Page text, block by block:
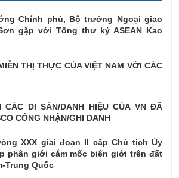
Chính phủ, Bộ trưởng Ngoại giao
gặp với Tổng thư ký ASEAN Kao
THỊ THỰC CỦA VIỆT NAM VỚI CÁC
CÁC DI SẢN/DANH HIỆU CỦA VN ĐÃ
CÔNG NHẬN/GHI DANH
XXX giai đoạn II cấp Chủ tịch Ủy
phân giới cắm mốc biên giới trên đất
Trung Quốc